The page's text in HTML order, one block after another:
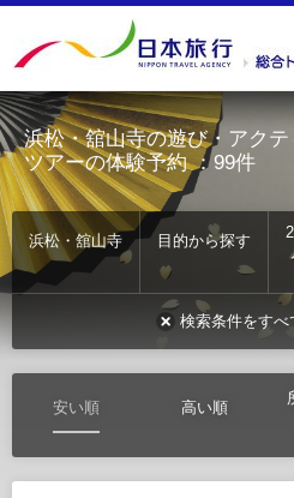
浜松・舘山寺の遊び・アク
ツアーの体験予約：99件
浜松・舘山寺 目的から探す
検索条件をすべ
安い順 高い順